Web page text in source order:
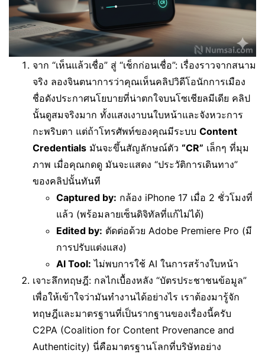
จาก “เห็นแล้วเชื่อ” สู่ “เช็กก่อนเชื่อ”: เรื่องราวจากสนาม
จริง ลองจินตนาการว่าคุณเห็นคลิปวิดีโอนักการเมือง
ชื่อดังประกาศนโยบายที่น่าตกใจบนโซเชียลมีเดีย คลิป
นั้นดูสมจริงมาก ทั้งแสงเงาบนใบหน้าและจังหวะการ
กะพริบตา แต่ถ้าโทรศัพท์ของคุณมีระบบ Content
Credentials มันจะขึ้นสัญลักษณ์ตัว “CR” เล็กๆ ที่มุม
ภาพ เมื่อคุณกดดู มันจะแสดง “ประวัติการเดินทาง”
ของคลิปนั้นทันที
Captured by: กล้อง iPhone 17 เมื่อ 2 ชั่วโมงที่
แล้ว (พร้อมลายเซ็นดิจิทัลที่แก้ไม่ได้)
Edited by: ตัดต่อด้วย Adobe Premiere Pro (มี
การปรับแต่งแสง)
AI Tool: ไม่พบการใช้ AI ในการสร้างใบหน้า
เจาะลึกทฤษฎี: กลไกเบื้องหลัง “บัตรประชาชนข้อมูล”
เพื่อให้เข้าใจว่ามันทำงานได้อย่างไร เราต้องมารู้จัก
ทฤษฎีและมาตรฐานที่เป็นรากฐานของเรื่องนี้ครับ
C2PA (Coalition for Content Provenance and
Authenticity) นี่คือมาตรฐานโลกที่บริษัทอย่าง